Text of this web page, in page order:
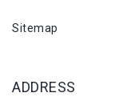
Sitemap
ADDRESS